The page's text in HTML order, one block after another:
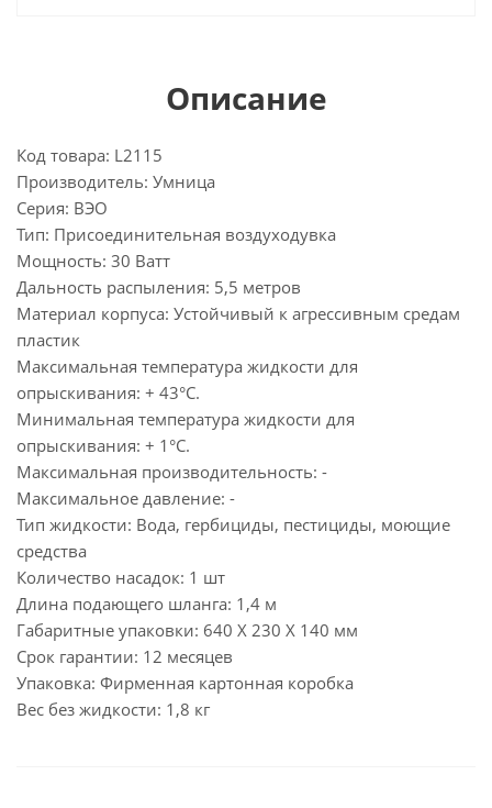
Описание
Код товара: L2115
Производитель: Умница
Серия: ВЭО
Тип: Присоединительная воздуходувка
Мощность: 30 Ватт
Дальность распыления: 5,5 метров
Материал корпуса: Устойчивый к агрессивным средам
пластик
Максимальная температура жидкости для
опрыскивания: + 43°C.
Минимальная температура жидкости для
опрыскивания: + 1°C.
Максимальная производительность: -
Максимальное давление: -
Тип жидкости: Вода, гербициды, пестициды, моющие
средства
Количество насадок: 1 шт
Длина подающего шланга: 1,4 м
Габаритные упаковки: 640 X 230 X 140 мм
Срок гарантии: 12 месяцев
Упаковка: Фирменная картонная коробка
Вес без жидкости: 1,8 кг